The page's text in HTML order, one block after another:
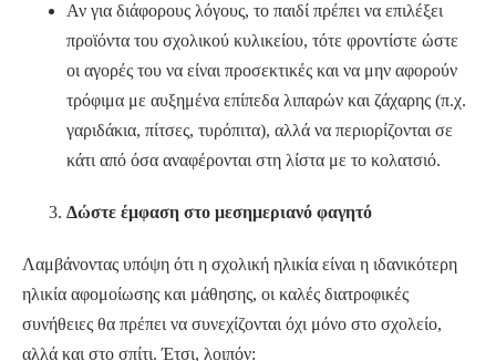
Αν για διάφορους λόγους, το παιδί πρέπει να επιλέξει
προϊόντα του σχολικού κυλικείου, τότε φροντίστε ώστε
οι αγορές του να είναι προσεκτικές και να μην αφορούν
τρόφιμα με αυξημένα επίπεδα λιπαρών και ζάχαρης (π.χ.
γαριδάκια, πίτσες, τυρόπιτα), αλλά να περιορίζονται σε
κάτι από όσα αναφέρονται στη λίστα με το κολατσιό.
Δώστε έμφαση στο μεσημεριανό φαγητό
Λαμβάνοντας υπόψη ότι η σχολική ηλικία είναι η ιδανικότερη
ηλικία αφομοίωσης και μάθησης, οι καλές διατροφικές
συνήθειες θα πρέπει να συνεχίζονται όχι μόνο στο σχολείο,
αλλά και στο σπίτι. Έτσι, λοιπόν: